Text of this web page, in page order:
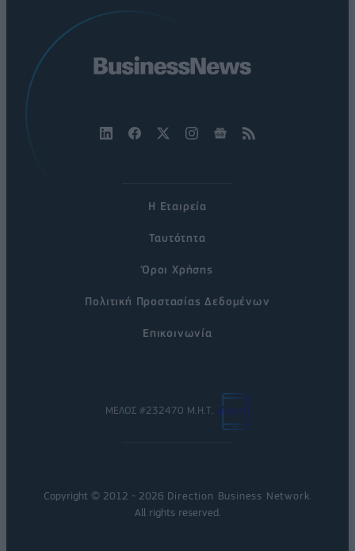
Η Εταιρεία
Ταυτότητα
Όροι Χρήσης
Πολιτική Προστασίας Δεδομένων
Επικοινωνία
ΜΕΛΟΣ #232470 Μ.Η.Τ.
Copyright © 2012 - 2026 Direction Business Network
All rights reserved.